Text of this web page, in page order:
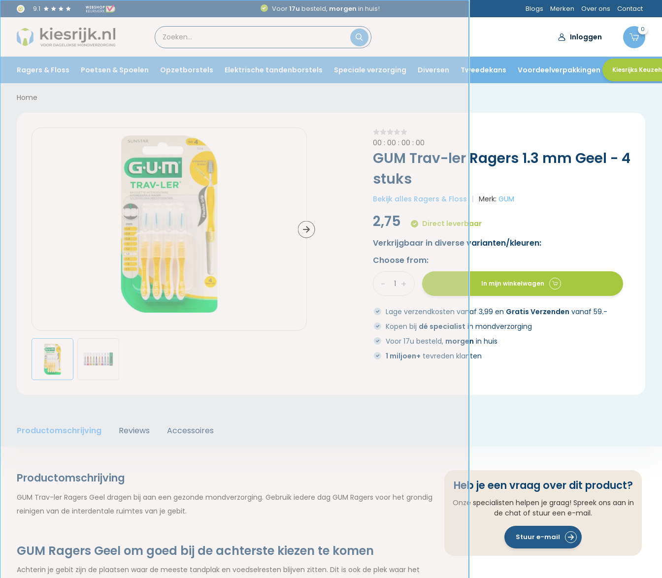
9.1 Aanbevolen doortandartsen Blogs Merken Over ons Contact
Inloggen
0
Ragers & Floss Poetsen & Spoelen Opzetborstels Elektrische tandenborstels Speciale verzorging Diversen Tweedekans Voordeelverpakkingen Kiesrijks
Home
00 :00 :00 :00
GUM Trav-ler Ragers 1.3 mm Geel - 4
stuks
Bekijk alles Ragers & Floss Merk:GUM
2,75 Direct leverbaar
Verkrijgbaar in diverse varianten/kleuren:
Choose from:
+
- In mijn winkelwagen
Lage verzendkosten vanaf 3,99 en Gratis Verzenden vanaf 59.-
Kopen bij dé specialist in mondverzorging
Voor 17u besteld, morgen in huis
1 miljoen+ tevreden klanten
Productomschrijving Reviews Accessoires
Productomschrijving
GUM Trav-ler Ragers Geel dragen bij aan een gezonde mondverzorging. Gebruik iedere dag GUM Ragers voor het grondig
reinigen van de interdentale ruimtes van je gebit.
GUM Ragers Geel om goed bij de achterste kiezen te komen
Achterin je gebit zijn de plaatsen waar de meeste tandplak en voedselresten blijven zitten. Dit is ook de plek waar het
Heb je een vraag over dit product?
Onze specialisten helpen je graag! Spreek ons aan in
de chat of stuur een e-mail.
Stuur e-mail